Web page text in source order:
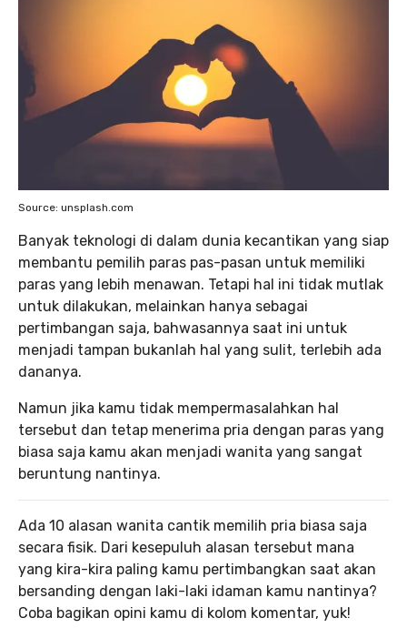
Source: unsplash.com
Banyak teknologi di dalam dunia kecantikan yang siap
membantu pemilih paras pas-pasan untuk memiliki
paras yang lebih menawan. Tetapi hal ini tidak mutlak
untuk dilakukan, melainkan hanya sebagai
pertimbangan saja, bahwasannya saat ini untuk
menjadi tampan bukanlah hal yang sulit, terlebih ada
dananya.
Namun jika kamu tidak mempermasalahkan hal
tersebut dan tetap menerima pria dengan paras yang
biasa saja kamu akan menjadi wanita yang sangat
beruntung nantinya.
Ada 10 alasan wanita cantik memilih pria biasa saja
secara fisik. Dari kesepuluh alasan tersebut mana
yang kira-kira paling kamu pertimbangkan saat akan
bersanding dengan laki-laki idaman kamu nantinya?
Coba bagikan opini kamu di kolom komentar, yuk!